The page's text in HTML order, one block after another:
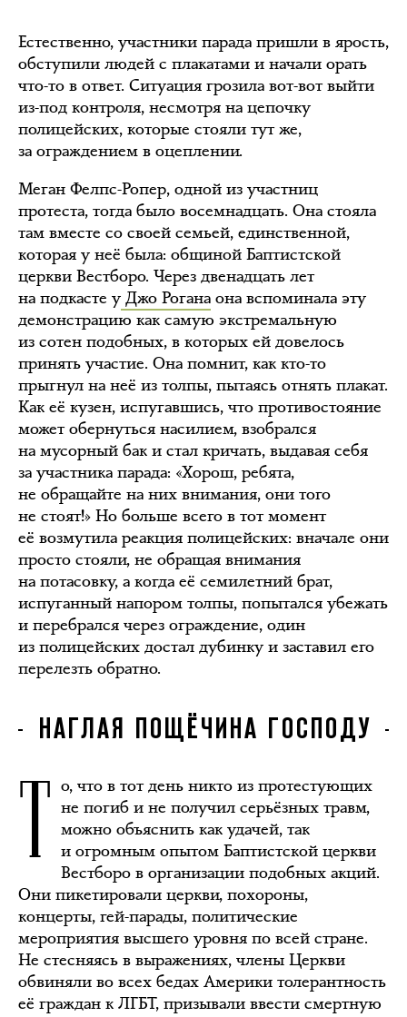
Естественно, участники парада пришли в ярость,
обступили людей с плакатами и начали орать
что-то в ответ. Ситуация грозила вот-вот выйти
из-под контроля, несмотря на цепочку
полицейских, которые стояли тут же,
за ограждением в оцеплении.
Меган Фелпс-Ропер, одной из участниц
протеста, тогда было восемнадцать. Она стояла
там вместе со своей семьей, единственной,
которая у неё была: общиной Баптистской
церкви Вестборо. Через двенадцать лет
на подкасте у Джо Рогана она вспоминала эту
демонстрацию как самую экстремальную
из сотен подобных, в которых ей довелось
принять участие. Она помнит, как кто-то
прыгнул на неё из толпы, пытаясь отнять плакат.
Как её кузен, испугавшись, что противостояние
может обернуться насилием, взобрался
на мусорный бак и стал кричать, выдавая себя
за участника парада: «Хорош, ребята,
не обращайте на них внимания, они того
не стоят!» Но больше всего в тот момент
её возмутила реакция полицейских: вначале они
просто стояли, не обращая внимания
на потасовку, а когда её семилетний брат,
испуганный напором толпы, попытался убежать
и перебрался через ограждение, один
из полицейских достал дубинку и заставил его
перелезть обратно.
НАГЛАЯ ПОЩЁЧИНА ГОСПОДУ
Т о, что в тот день никто из протестующих
не погиб и не получил серьёзных травм,
можно объяснить как удачей, так
и огромным опытом Баптистской церкви
Вестборо в организации подобных акций.
Они пикетировали церкви, похороны,
концерты, гей-парады, политические
мероприятия высшего уровня по всей стране.
Не стесняясь в выражениях, члены Церкви
обвиняли во всех бедах Америки толерантность
её граждан к ЛГБТ, призывали ввести смертную